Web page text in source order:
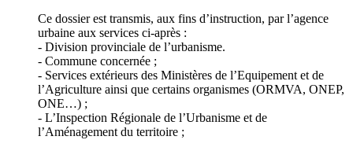
Ce dossier est transmis, aux fins d’instruction, par l’agence
urbaine aux services ci-après :
- Division provinciale de l’urbanisme.
- Commune concernée ;
- Services extérieurs des Ministères de l’Equipement et de
l’Agriculture ainsi que certains organismes (ORMVA, ONEP,
ONE…) ;
- L’Inspection Régionale de l’Urbanisme et de
l’Aménagement du territoire ;